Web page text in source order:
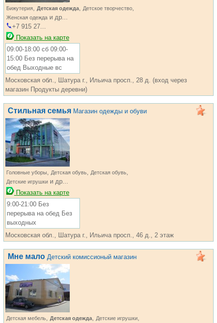
Бижутерия, Детская одежда, Детское творчество,
Женская одежда и др...
+7 915 27...
Показать на карте
09:00-18:00 сб 09:00-
15:00 Без перерыва на
обед Выходные вс
Московская обл., Шатура г., Ильича просп., 28 д. (вход через
магазин Продукты деревни)
Стильная семья Магазин одежды и обуви
Головные уборы, Детская обувь, Детская обувь,
Детские игрушки и др...
Показать на карте
9:00-21:00 Без
перерыва на обед Без
выходных
Московская обл., Шатура г., Ильича просп., 46 д., 2 этаж
Мне мало Детский комиссионый магазин
Детская мебель, Детская одежда, Детские игрушки,